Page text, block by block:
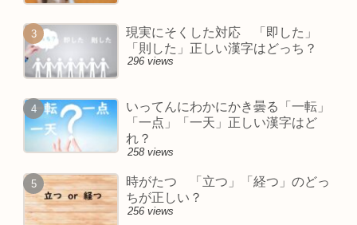
現実にそくした対応 「即した」
「則した」正しい漢字はどっち？
296 views
いってんにわかにかき曇る「一転」
「一点」「一天」正しい漢字はど
れ？
258 views
時がたつ 「立つ」「経つ」のどっ
ちが正しい？
256 views